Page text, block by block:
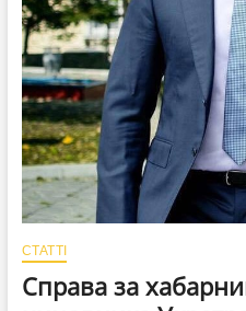
СТАТТІ
Справа за